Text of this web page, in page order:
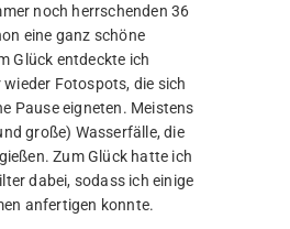
noch herrschenden 36
eine ganz schöne
Glück entdeckte ich
Fotospots, die sich
Pause eigneten. Meistens
große) Wasserfälle, die
Zum Glück hatte ich
dabei, sodass ich einige
anfertigen konnte.